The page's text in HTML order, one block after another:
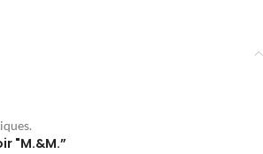
"M.&M.”